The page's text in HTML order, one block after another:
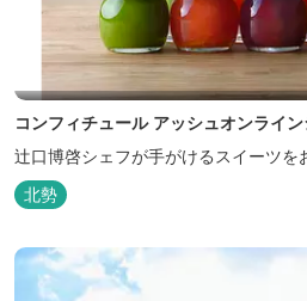
コンフィチュール アッシュオンライ
辻口博啓シェフが手がけるスイーツを
北勢